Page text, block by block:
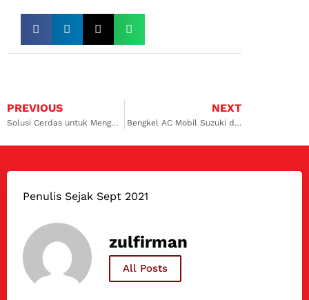
PREVIOUS
Solusi Cerdas untuk Mengatasi Masalah Pendinginan dengan Spare Part AC Mobil Koja dan Rawamangun!
NEXT
Bengkel AC Mobil Suzuki di Kalimalang: Pilihan Terbaik untuk Performa Dingin Maksimal
Penulis Sejak Sept 2021
zulfirman
All Posts